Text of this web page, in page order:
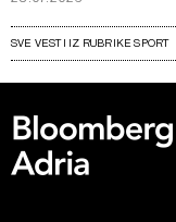
SVE VESTI IZ RUBRIKE SPORT